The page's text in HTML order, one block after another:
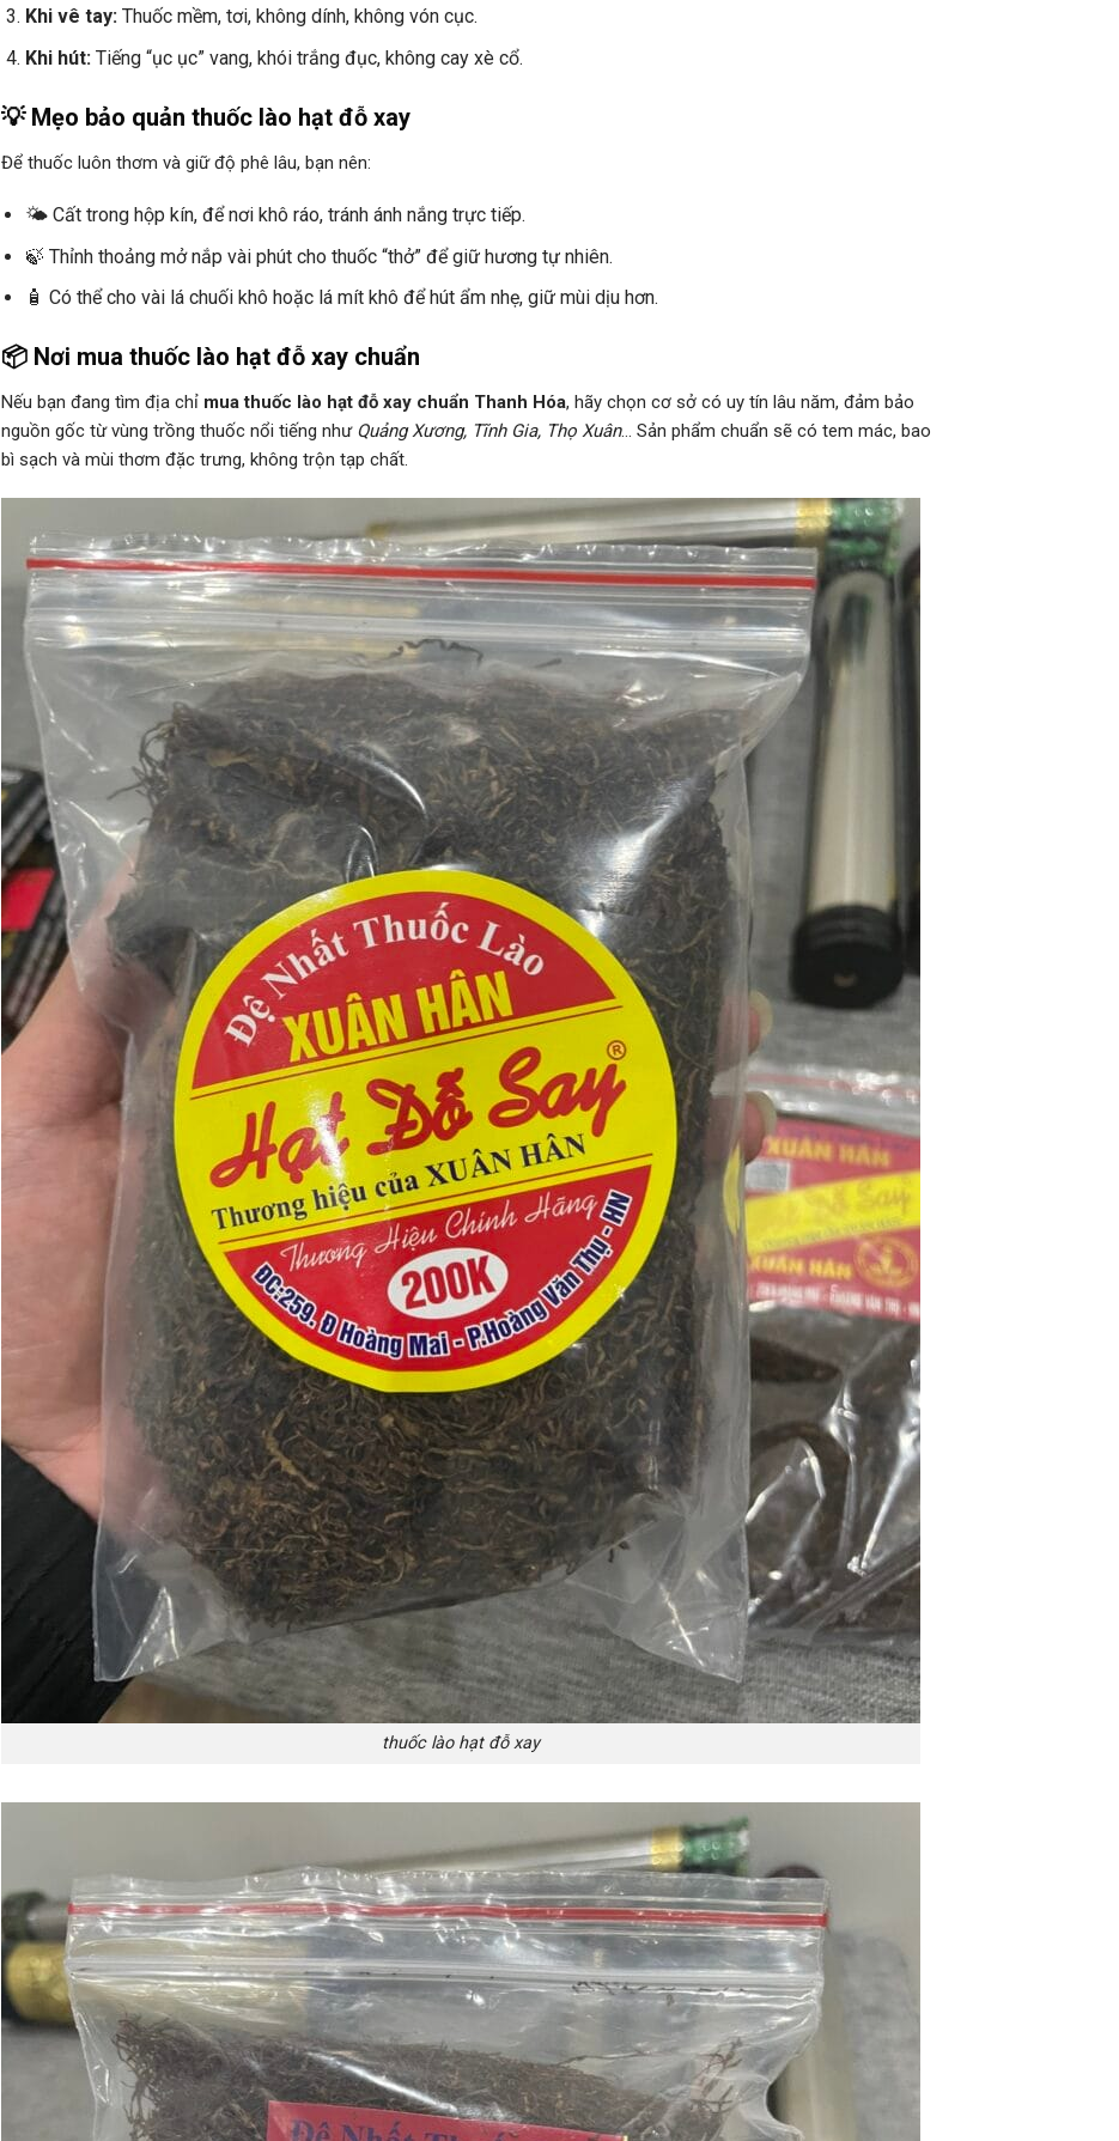
Khi vê tay: Thuốc mềm, tơi, không dính, không vón cục.
Khi hút: Tiếng “ục ục” vang, khói trắng đục, không cay xè cổ.
💡 Mẹo bảo quản thuốc lào hạt đỗ xay
Để thuốc luôn thơm và giữ độ phê lâu, bạn nên:
🌤 Cất trong hộp kín, để nơi khô ráo, tránh ánh nắng trực tiếp.
🍃 Thỉnh thoảng mở nắp vài phút cho thuốc “thở” để giữ hương tự nhiên.
🧴 Có thể cho vài lá chuối khô hoặc lá mít khô để hút ẩm nhẹ, giữ mùi dịu hơn.
📦 Nơi mua thuốc lào hạt đỗ xay chuẩn
Nếu bạn đang tìm địa chỉ mua thuốc lào hạt đỗ xay chuẩn Thanh Hóa, hãy chọn cơ sở có uy tín lâu năm, đảm bảo
nguồn gốc từ vùng trồng thuốc nổi tiếng như Quảng Xương, Tĩnh Gia, Thọ Xuân… Sản phẩm chuẩn sẽ có tem mác, bao
bì sạch và mùi thơm đặc trưng, không trộn tạp chất.
thuốc lào hạt đỗ xay